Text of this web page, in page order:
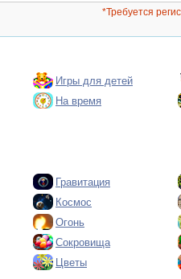
*Требуется
Игры для детей
На время
Гравитация
Космос
Огонь
Сокровища
Цветы